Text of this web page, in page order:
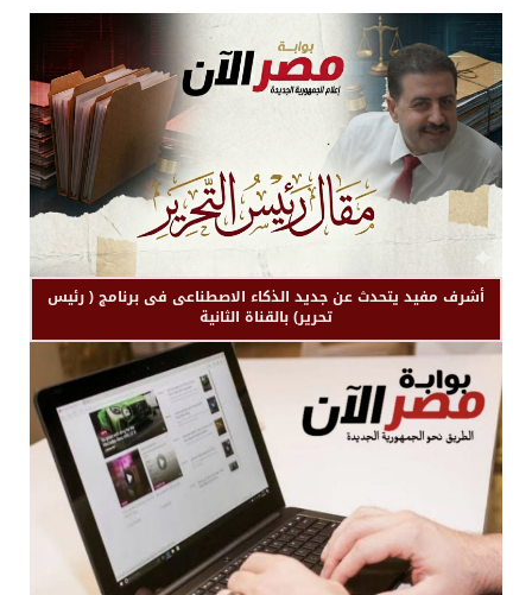
أشرف مفيد يتحدث عن جديد الذكاء الاصطناعى فى برنامج ( رئيس
تحرير) بالقناة الثانية